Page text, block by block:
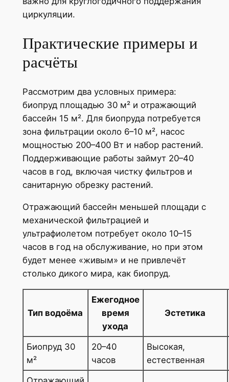
циркуляции.
Практические примеры и
расчёты
Рассмотрим два условных примера:
биопруд площадью 30 м² и отражающий
бассейн 15 м². Для биопруда потребуется
зона фильтрации около 6–10 м², насос
мощностью 200–400 Вт и набор растений.
Поддерживающие работы займут 20–40
часов в год, включая чистку фильтров и
санитарную обрезку растений.
Отражающий бассейн меньшей площади с
механической фильтрацией и
ультрафиолетом потребует около 10–15
часов в год на обслуживание, но при этом
будет менее «живым» и не привлечёт
столько дикого мира, как биопруд.
Тип водоёма
Ежегодное
время
ухода
Эстетика
Биопруд 30
м²
20–40
часов
Высокая,
естественная